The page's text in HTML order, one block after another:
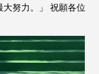
努力。」 祝願各位